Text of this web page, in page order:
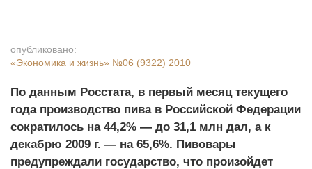
опубликовано:
«Экономика и жизнь» №06 (9322) 2010
По данным Росстата, в первый месяц текущего
года производство пива в Российской Федерации
сократилось на 44,2% — до 31,1 млн дал, а к
декабрю 2009 г. — на 65,6%. Пивовары
предупреждали государство, что произойдет